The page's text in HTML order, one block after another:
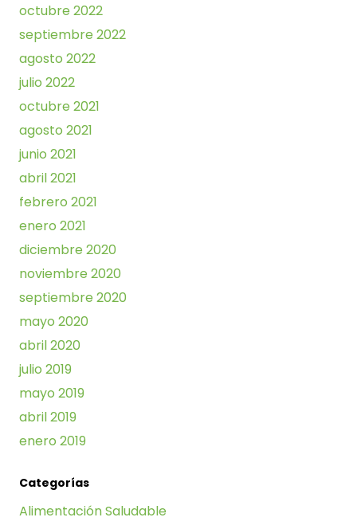
octubre 2022
septiembre 2022
agosto 2022
julio 2022
octubre 2021
agosto 2021
junio 2021
abril 2021
febrero 2021
enero 2021
diciembre 2020
noviembre 2020
septiembre 2020
mayo 2020
abril 2020
julio 2019
mayo 2019
abril 2019
enero 2019
Categorías
Alimentación Saludable